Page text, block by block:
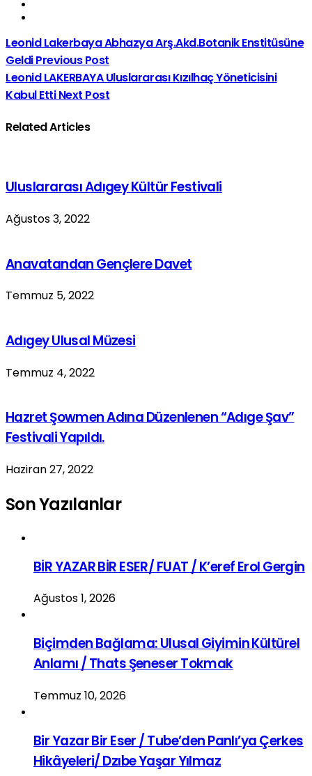
Leonid Lakerbaya Abhazya Arş.Akd.Botanik Enstitüsüne
GeldiPrevious Post
Leonid LAKERBAYA Uluslararası Kızılhaç Yöneticisini
Kabul EttiNext Post
Related Articles
Uluslararası Adıgey Kültür Festivali
Ağustos 3, 2022
Anavatandan Gençlere Davet
Temmuz 5, 2022
Adıgey Ulusal Müzesi
Temmuz 4, 2022
Hazret Şowmen Adına Düzenlenen “Adıge Şav”
Festivali Yapıldı.
Haziran 27, 2022
Son Yazılanlar
BİR YAZAR BİR ESER/ FUAT / K’eref Erol Gergin
Ağustos 1, 2026
Biçimden Bağlama: Ulusal Giyimin Kültürel
Anlamı / Thats Şeneser Tokmak
Temmuz 10, 2026
Bir Yazar Bir Eser / Tube’den Panlı’ya Çerkes
Hikâyeleri/ Dzıbe Yaşar Yılmaz